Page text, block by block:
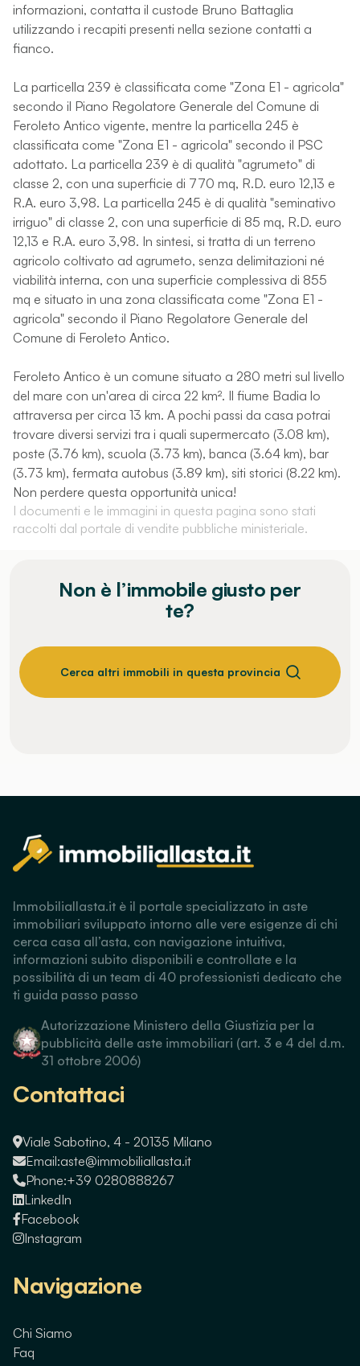
informazioni, contatta il custode Bruno Battaglia
utilizzando i recapiti presenti nella sezione contatti a
fianco.
La particella 239 è classificata come "Zona E1 - agricola"
secondo il Piano Regolatore Generale del Comune di
Feroleto Antico vigente, mentre la particella 245 è
classificata come "Zona E1 - agricola" secondo il PSC
adottato. La particella 239 è di qualità "agrumeto" di
classe 2, con una superficie di 770 mq, R.D. euro 12,13 e
R.A. euro 3,98. La particella 245 è di qualità "seminativo
irriguo" di classe 2, con una superficie di 85 mq, R.D. euro
12,13 e R.A. euro 3,98. In sintesi, si tratta di un terreno
agricolo coltivato ad agrumeto, senza delimitazioni né
viabilità interna, con una superficie complessiva di 855
mq e situato in una zona classificata come "Zona E1 -
agricola" secondo il Piano Regolatore Generale del
Comune di Feroleto Antico.
Feroleto Antico è un comune situato a 280 metri sul livello
del mare con un'area di circa 22 km². Il fiume Badia lo
attraversa per circa 13 km. A pochi passi da casa potrai
trovare diversi servizi tra i quali supermercato (3.08 km),
poste (3.76 km), scuola (3.73 km), banca (3.64 km), bar
(3.73 km), fermata autobus (3.89 km), siti storici (8.22 km).
Non perdere questa opportunità unica!
I documenti e le immagini in questa pagina sono stati
raccolti dal portale di vendite pubbliche ministeriale.
Non è l’immobile giusto per
te?
Cerca altri immobili in questa provincia
Immobiliallasta.it è il portale specializzato in aste
immobiliari sviluppato intorno alle vere esigenze di chi
cerca casa all’asta, con navigazione intuitiva,
informazioni subito disponibili e controllate e la
possibilità di un team di 40 professionisti dedicato che
ti guida passo passo
Autorizzazione Ministero della Giustizia per la
pubblicità delle aste immobiliari (art. 3 e 4 del d.m.
31 ottobre 2006)
Contattaci
Viale Sabotino, 4 - 20135 Milano
Email:aste@immobiliallasta.it
Phone:+39 0280888267
LinkedIn
Facebook
Instagram
Navigazione
Chi Siamo
Faq